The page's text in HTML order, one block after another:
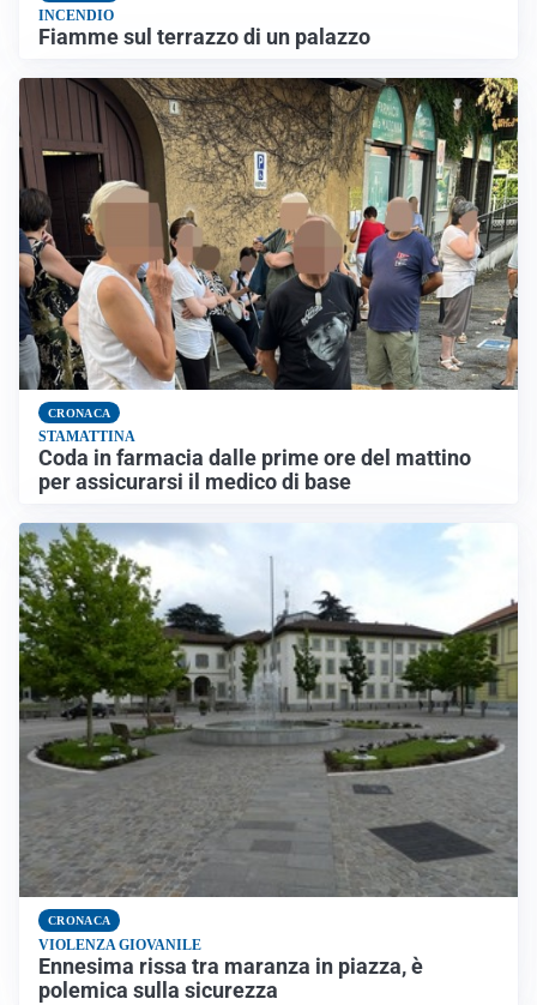
INCENDIO
Fiamme sul terrazzo di un palazzo
CRONACA
STAMATTINA
Coda in farmacia dalle prime ore del mattino
per assicurarsi il medico di base
CRONACA
VIOLENZA GIOVANILE
Ennesima rissa tra maranza in piazza, è
polemica sulla sicurezza